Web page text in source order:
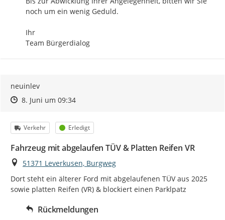
noch um ein wenig Geduld.
Ihr
Team Bürgerdialog
neuinlev
Zeitpunkt des Erstellens
Zeitpunkt des Erstellens
8. Juni um 09:34Zur Äußerung
Kategorie
Verkehr Status
Erledigt
Fahrzeug mit abgelaufen TÜV & Platten Reifen VR
Ort
51371 Leverkusen, Burgweg
Dort steht ein älterer Ford mit abgelaufenen TÜV aus 2025
sowie platten Reifen (VR) & blockiert einen Parklpatz
Rückmeldungen